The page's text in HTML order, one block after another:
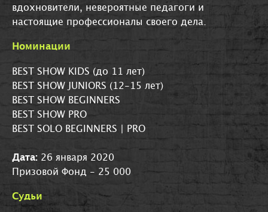
вдохновители, невероятные педагоги и
настоящие профессионалы своего дела.
Номинации
BEST SHOW KIDS (до 11 лет)
BEST SHOW JUNIORS (12-15 лет)
BEST SHOW BEGINNERS
BEST SHOW PRO
BEST SOLO BEGINNERS | PRO
Дата: 26 января 2020
Призовой Фонд - 25 000
Судьи